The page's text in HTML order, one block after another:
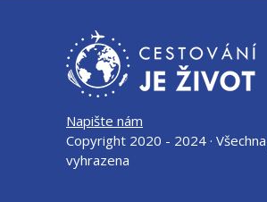
Napište nám
Copyright 2020 - 2024 ·
vyhrazena